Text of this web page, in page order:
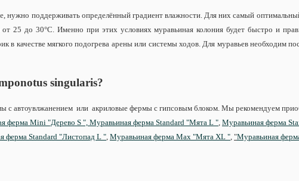
нужно поддерживать определённый градиент влажности. Для них самый
25 до 30°С. Именно при этих условиях муравьиная колония будет быстро и
в качестве мягкого подогрева арены или системы ходов. Для муравьев необходим
singularis?
с автоувлжанением или акриловые фермы с гипсовым блоком. Мы рекомендуем
ферма Mini "Дерево S ", Муравьиная ферма Standard "Мята L " Муравьиная ферма
ферма Standard "Листопад L " Муравьиная ферма Max "Мята XL " "Муравьиная